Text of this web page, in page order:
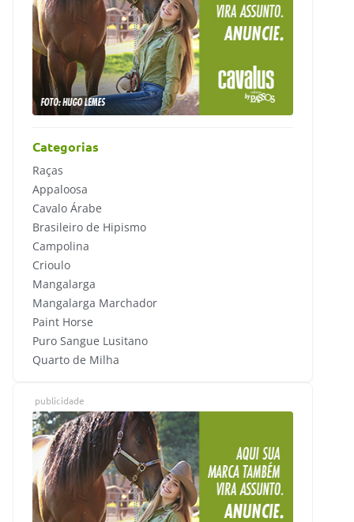
Categorias
Raças
Appaloosa
Cavalo Árabe
Brasileiro de Hipismo
Campolina
Crioulo
Mangalarga
Mangalarga Marchador
Paint Horse
Puro Sangue Lusitano
Quarto de Milha
publicidade